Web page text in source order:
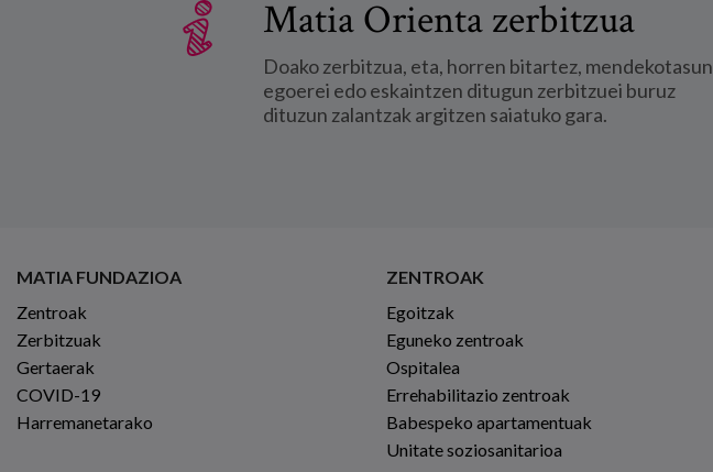
Matia Orienta zerbitzua
Doako zerbitzua, eta, horren bitartez, mendekotasun
egoerei edo eskaintzen ditugun zerbitzuei buruz
dituzun zalantzak argitzen saiatuko gara.
MATIA FUNDAZIOA
Zentroak
Zerbitzuak
Gertaerak
COVID-19
Harremanetarako
ZENTROAK
Egoitzak
Eguneko zentroak
Ospitalea
Errehabilitazio zentroak
Babespeko apartamentuak
Unitate soziosanitarioa